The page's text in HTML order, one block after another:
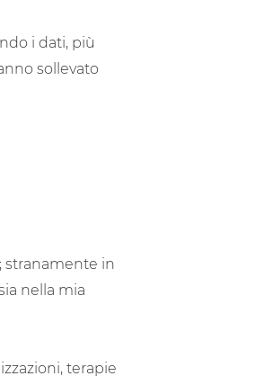
i dati, più
sollevato
stranamente in
nella mia
terapie